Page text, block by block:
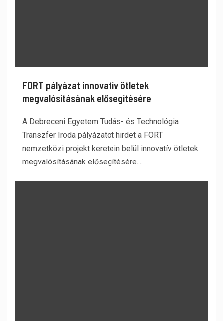
FORT pályázat innovatív ötletek
megvalósításának elősegítésére
A Debreceni Egyetem Tudás- és Technológia
Transzfer Iroda pályázatot hirdet a FORT
nemzetközi projekt keretein belül innovatív ötletek
megvalósításának elősegítésére....